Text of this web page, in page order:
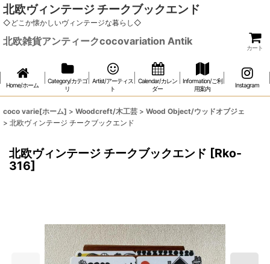
北欧ヴィンテージ チークブックエンド
◇どこか懐かしいヴィンテージな暮らし◇
北欧雑貨アンティークcocovariation Antik
カート
Home/ホーム
Category/カテゴ
リ
Artist/アーティス
ト
Calendar/カレン
ダー
Information/ご利
用案内
Instagram
coco varie[ホーム] > Woodcreft/木工芸 > Wood Object/ウッドオブジェ
> 北欧ヴィンテージ チークブックエンド
北欧ヴィンテージ チークブックエンド [Rko-
316]